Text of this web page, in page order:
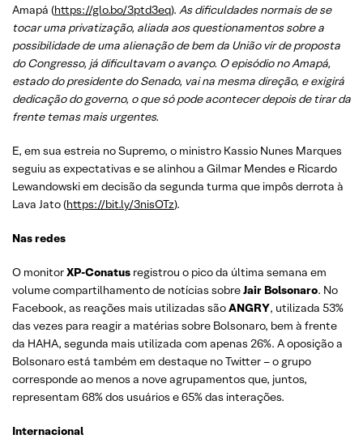
Amapá (https://glo.bo/3ptd3eq). As dificuldades normais de se
tocar uma privatização, aliada aos questionamentos sobre a
possibilidade de uma alienação de bem da União vir de proposta
do Congresso, já dificultavam o avanço. O episódio no Amapá,
estado do presidente do Senado, vai na mesma direção, e exigirá
dedicação do governo, o que só pode acontecer depois de tirar da
frente temas mais urgentes.
E, em sua estreia no Supremo, o ministro Kassio Nunes Marques
seguiu as expectativas e se alinhou a Gilmar Mendes e Ricardo
Lewandowski em decisão da segunda turma que impôs derrota à
Lava Jato (https://bit.ly/3nisOTz).
Nas redes
O monitorXP-Conatus registrou o pico da última semana em
volume compartilhamento de notícias sobreJair Bolsonaro. No
Facebook, as reações mais utilizadas sãoANGRY, utilizada 53%
das vezes para reagir a matérias sobre Bolsonaro, bem à frente
da HAHA, segunda mais utilizada com apenas 26%. A oposição a
Bolsonaro está também em destaque no Twitter – o grupo
corresponde ao menos a nove agrupamentos que, juntos,
representam 68% dos usuários e 65% das interações.
Internacional